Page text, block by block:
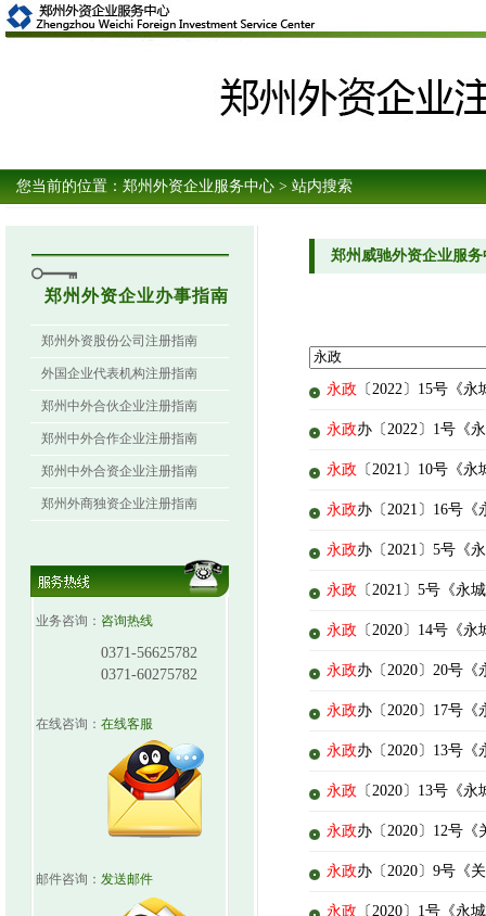
您当前的位置： 郑州外资企业服务中心 > 站内搜索
郑州外资企业办事指南
郑州外资股份公司注册指南
外国企业代表机构注册指南
郑州中外合伙企业注册指南
郑州中外合作企业注册指南
郑州中外合资企业注册指南
郑州外商独资企业注册指南
业务咨询： 咨询热线
0371-56625782
0371-60275782
在线咨询： 在线客服
邮件咨询： 发送邮件
郑州威驰外资企业服
永政 〔2022〕15号《
永政办〔2022〕1号《
永政 〔2021〕10号《
永政办〔2021〕16号
永政办〔2021〕5号《
永政 〔2021〕5号《永
永政 〔2020〕14号《
永政办〔2020〕20号
永政办〔2020〕17号
永政办〔2020〕13号
永政 〔2020〕13号《
永政办〔2020〕12号
永政办〔2020〕9号《
永政 〔2020〕1号《永